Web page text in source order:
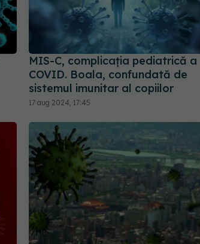
MIS-C, complicația pediatrică a
COVID. Boala, confundată de
sistemul imunitar al copiilor
17 aug 2024, 17:45